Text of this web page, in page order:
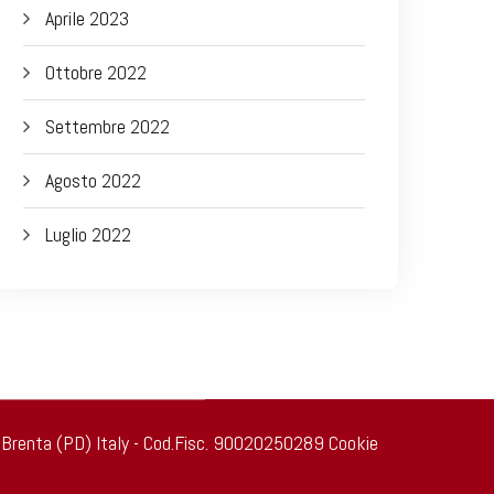
Aprile 2023
Ottobre 2022
Settembre 2022
Agosto 2022
Luglio 2022
(PD) Italy - Cod.Fisc. 90020250289 Cookie